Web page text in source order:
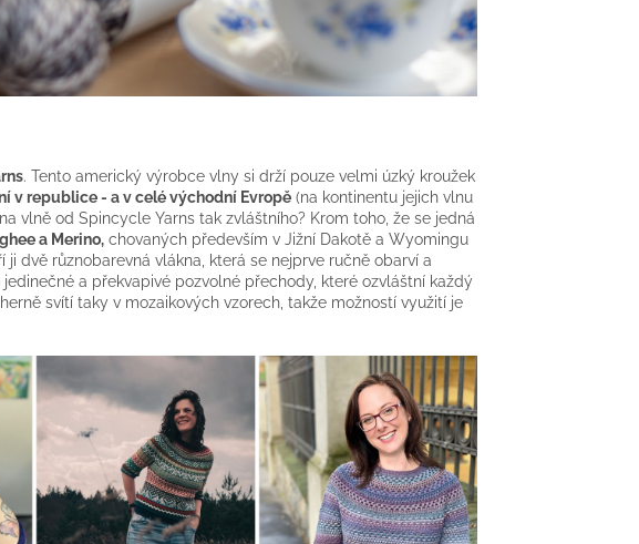
. Tento americký výrobce vlny si drží pouze velmi úzký kroužek
v republice - a v celé východní Evropě (na kontinentu jejich vlnu
vlně od Spincycle Yarns tak zvláštního? Krom toho, že se jedná
a Merino, chovaných především v Jižní Dakotě a Wyomingu
dvě různobarevná vlákna, která se nejprve ručně obarví a
a překvapivé pozvolné přechody, které ozvláštní každý
svítí taky v mozaikových vzorech, takže možností využití je